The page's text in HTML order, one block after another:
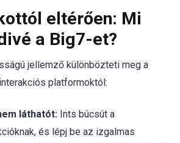
eltérően: Mi
a Big7-et?
jellemző különbözteti meg a
platformoktól:
láthatót: Ints búcsút a
és lépj be az izgalmas